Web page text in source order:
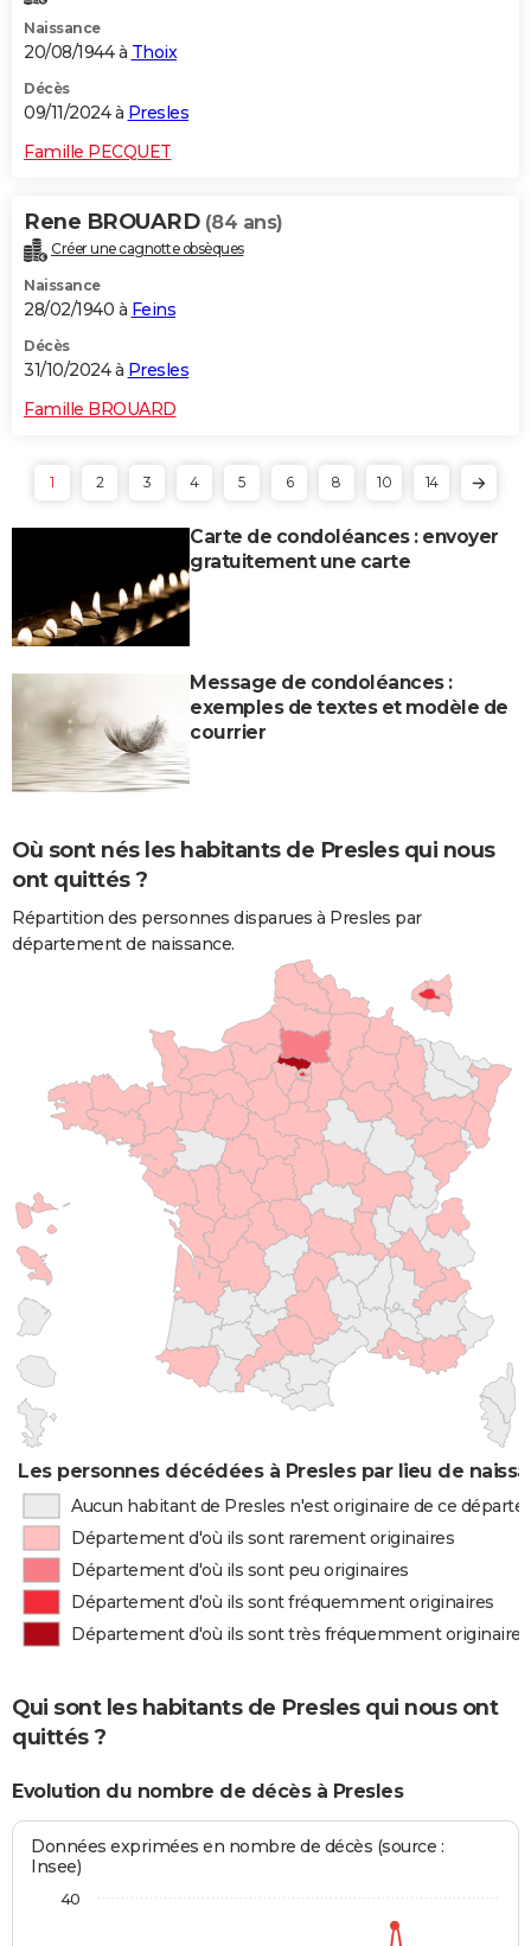
Naissance
20/08/1944 à Thoix
Décès
09/11/2024 à Presles
Famille PECQUET
Rene BROUARD (84 ans)
Créer une cagnotte obsèques
Naissance
28/02/1940 à Feins
Décès
31/10/2024 à Presles
Famille BROUARD
1 2 3 4 5 6 8 10 14
Carte de condoléances : envoyer
gratuitement une carte
Message de condoléances :
exemples de textes et modèle de
courrier
Où sont nés les habitants de Presles qui nous
ont quittés ?
Répartition des personnes disparues à Presles par
département de naissance.
Les personnes décédées à Presles par lieu de
Aucun habitant de Presles n'est originaire de ce
Département d'où ils sont rarement originaires
Département d'où ils sont peu originaires
Département d'où ils sont fréquemment originaires
Département d'où ils sont très fréquemment originaires
Qui sont les habitants de Presles qui nous ont
quittés ?
Evolution du nombre de décès à Presles
Données exprimées en nombre de décès (source :
Insee)
40